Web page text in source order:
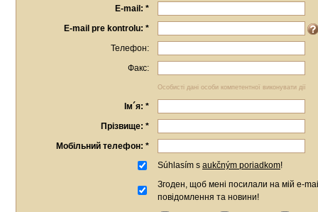
E-mail: *
E-mail pre kontrolu: *
Телефон:
Факс:
Особисті дані особи компетентної виконувати дії
Ім´я: *
Прізвище: *
Мобільний телефон: *
Súhlasím s aukčným poriadkom!
Згоден, щоб мені посилали на мій e-
повідомлення та новини!